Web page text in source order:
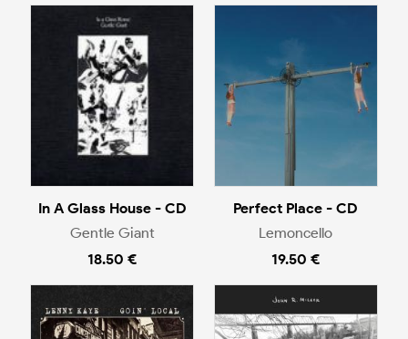
In A Glass House - CD
Gentle Giant
18.50 €
Perfect Place - CD
Lemoncello
19.50 €